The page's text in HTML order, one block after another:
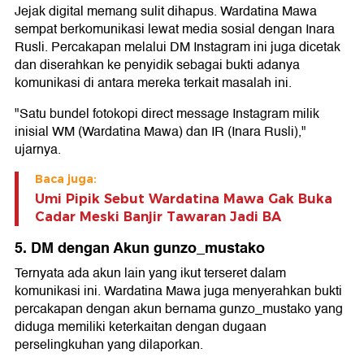
Jejak digital memang sulit dihapus. Wardatina Mawa
sempat berkomunikasi lewat media sosial dengan Inara
Rusli. Percakapan melalui DM Instagram ini juga dicetak
dan diserahkan ke penyidik sebagai bukti adanya
komunikasi di antara mereka terkait masalah ini.
"Satu bundel fotokopi direct message Instagram milik
inisial WM (Wardatina Mawa) dan IR (Inara Rusli),"
ujarnya.
Baca juga:
Umi Pipik Sebut Wardatina Mawa Gak Buka
Cadar Meski Banjir Tawaran Jadi BA
5. DM dengan Akun gunzo_mustako
Ternyata ada akun lain yang ikut terseret dalam
komunikasi ini. Wardatina Mawa juga menyerahkan bukti
percakapan dengan akun bernama gunzo_mustako yang
diduga memiliki keterkaitan dengan dugaan
perselingkuhan yang dilaporkan.